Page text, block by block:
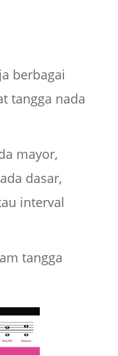
berbagai
tangga nada
mayor,
dasar,
interval
tangga